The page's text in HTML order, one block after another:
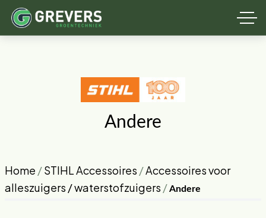
Andere
Home /STIHL Accessoires /Accessoires voor
alleszuigers / waterstofzuigers /Andere